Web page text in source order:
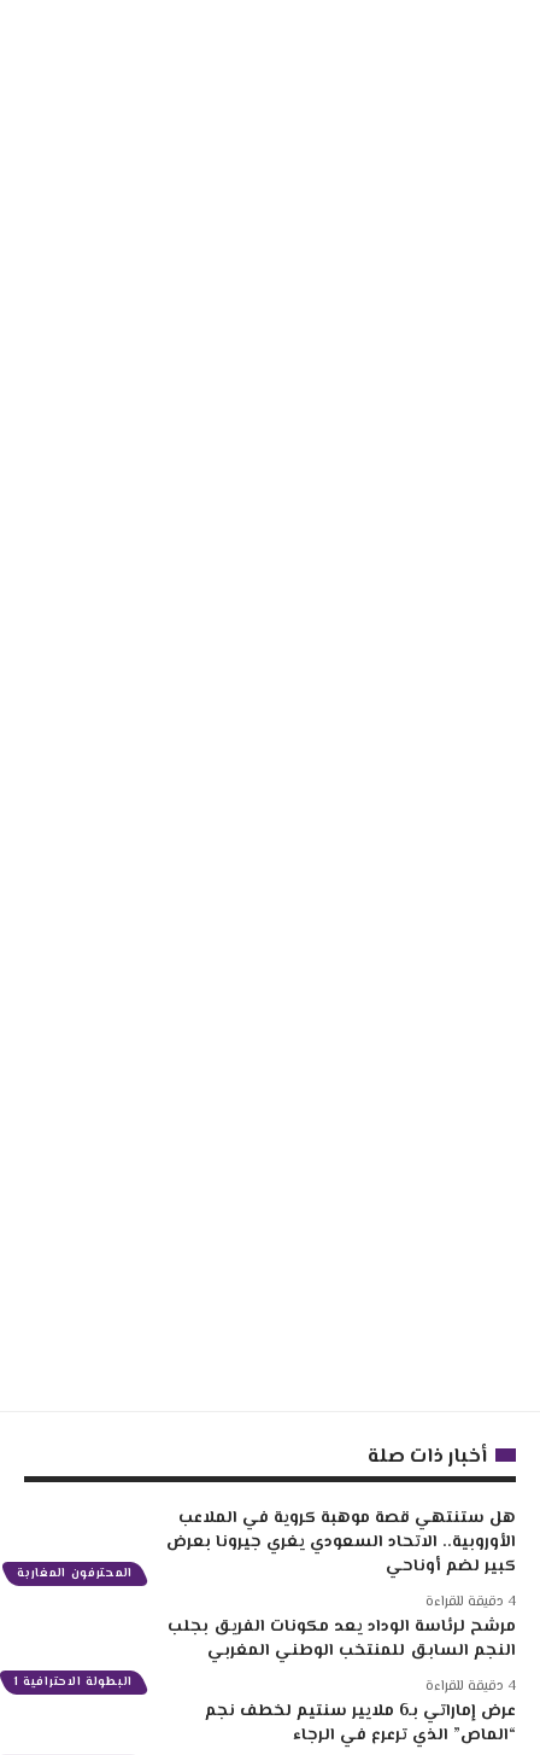
أخبار ذات صلة
المحترفون المغاربة
هل ستنتهي قصة موهبة كروية في الملاعب
الأوروبية.. الاتحاد السعودي يغري جيرونا بعرض
كبير لضم أوناحي
البطولة الاحترافية 1
مرشح لرئاسة الوداد يعد مكونات الفريق بجلب
النجم السابق للمنتخب الوطني المغربي
عرض إماراتي بـ6 ملايير سنتيم لخطف نجم
“الماص” الذي ترعرع في الرجاء